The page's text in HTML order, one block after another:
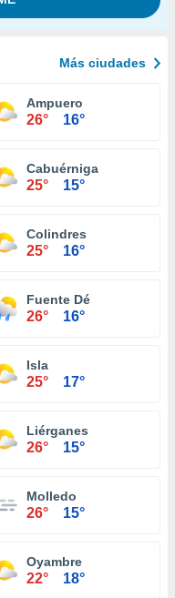
Más ciudades
Ampuero
26° 16°
Cabuérniga
25° 15°
Colindres
25° 16°
Fuente Dé
26° 16°
Isla
25° 17°
Liérganes
26° 15°
Molledo
26° 15°
Oyambre
22° 18°